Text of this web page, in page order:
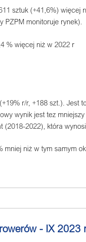
sztuk (+41,6%) więcej
PZPM monitoruje rynek).
% więcej niż w 2022 r
r/r, +188 szt.). Jest
wynik jest tez
(2018-2022), która
niż w tym samym
- IX 2023